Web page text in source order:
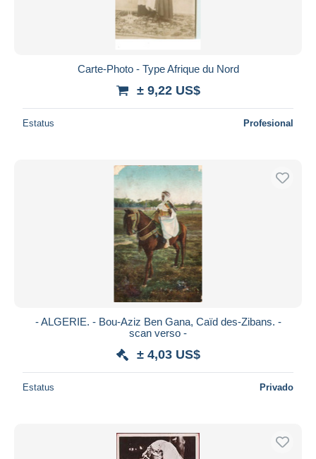
Carte-Photo - Type Afrique du Nord
± 9,22 US$
Estatus Profesional
- ALGERIE. - Bou-Aziz Ben Gana, Caïd des-Zibans. -
scan verso -
± 4,03 US$
Estatus Privado